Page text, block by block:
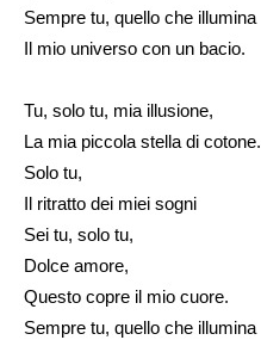
Sempre tu, quello che illumina
Il mio universo con un bacio.
Tu, solo tu, mia illusione,
La mia piccola stella di cotone.
Solo tu,
Il ritratto dei miei sogni
Sei tu, solo tu,
Dolce amore,
Questo copre il mio cuore.
Sempre tu, quello che illumina